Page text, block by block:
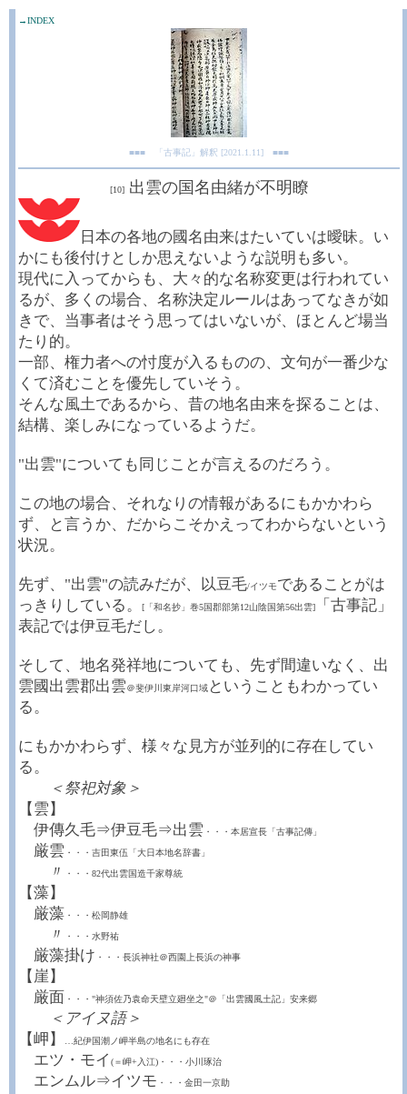
→INDEX
■■■ 「古事記」解釈 [2021.1.11] ■■■
[10]出雲の国名由緒が不明瞭
日本の各地の國名由来はたいていは曖昧。い
かにも後付けとしか思えないような説明も多い。
現代に入ってからも、大々的な名称変更は行われてい
るが、多くの場合、名称決定ルールはあってなきが如
きで、当事者はそう思ってはいないが、ほとんど場当
たり的。
一部、権力者への忖度が入るものの、文句が一番少な
くて済むことを優先していそう。
そんな風土であるから、昔の地名由来を探ることは、
結構、楽しみになっているようだ。
"出雲"についても同じことが言えるのだろう。
この地の場合、それなりの情報があるにもかかわら
ず、と言うか、だからこそかえってわからないという
状況。
先ず、"出雲"の読みだが、以豆毛/イツモであることがは
っきりしている。
[「和名抄」巻5国郡部第12山陰国第56出雲]
「古事記」
表記では伊豆毛だし。
そして、地名発祥地についても、先ず間違いなく、出
雲國出雲郡出雲＠斐伊川東岸河口域 ということもわかってい
る。
にもかかわらず、様々な見方が並列的に存在してい
る。
＜祭祀対象＞
【雲】
伊傳久毛⇒伊豆毛⇒出雲 ・・・本居宣長「古事記傳」
厳雲 ・・・吉田東伍「大日本地名辞書」
〃 ・・・82代出雲国造千家尊統
【藻】
厳藻 ・・・松岡静雄
〃 ・・・水野祐
厳藻掛け ・・・長浜神社＠西園上長浜の神事
【崖】
厳面 ・・・"神須佐乃袁命天壁立廻坐之"＠「出雲國風土記」安来郷
＜アイヌ語＞
【岬】
…紀伊国潮ノ岬半島の地名にも存在
エツ・モイ (＝岬+入江) ・・・小川琢治
エンムル⇒イツモ ・・・金田一京助